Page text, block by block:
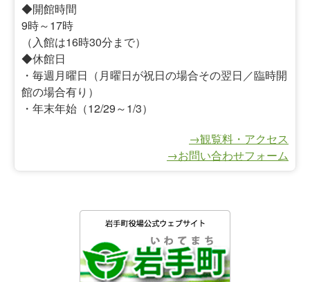
◆開館時間
9時～17時
（入館は16時30分まで）
◆休館日
・毎週月曜日（月曜日が祝日の場合その翌日／臨時開
館の場合有り）
・年末年始（12/29～1/3）
→観覧料・アクセス
→お問い合わせフォーム